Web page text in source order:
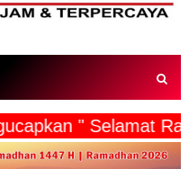
mengucapkan "